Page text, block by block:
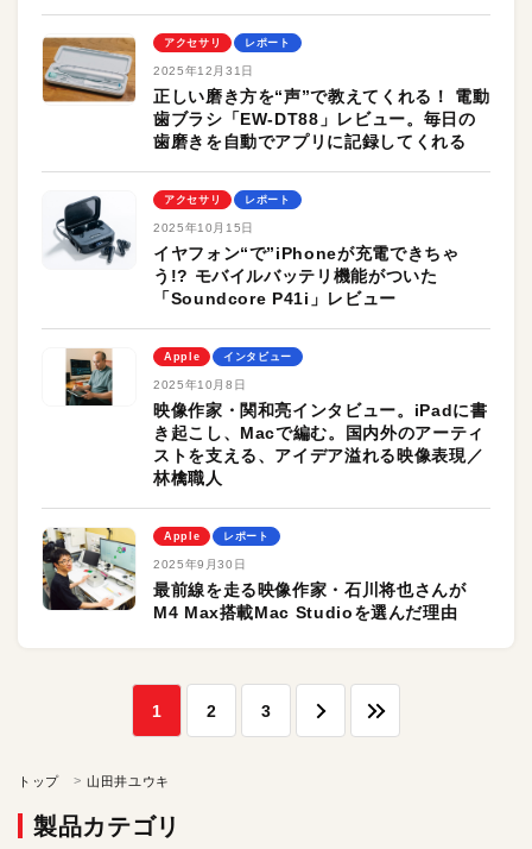
アクセサリ レポート
2025年12月31日
正しい磨き方を“声”で教えてくれる！ 電動
歯ブラシ「EW-DT88」レビュー。毎日の
歯磨きを自動でアプリに記録してくれる
アクセサリ レポート
2025年10月15日
イヤフォン“で”iPhoneが充電できちゃ
う!? モバイルバッテリ機能がついた
「Soundcore P41i」レビュー
Apple インタビュー
2025年10月8日
映像作家・関和亮インタビュー。iPadに書
き起こし、Macで編む。国内外のアーティ
ストを支える、アイデア溢れる映像表現／
林檎職人
Apple レポート
2025年9月30日
最前線を走る映像作家・石川将也さんが
M4 Max搭載Mac Studioを選んだ理由
1 2 3
トップ 山田井ユウキ
製品カテゴリ